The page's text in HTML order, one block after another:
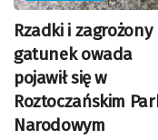
Rzadki i zagrożony
gatunek owada
pojawił się w
Roztoczańskim
Narodowym